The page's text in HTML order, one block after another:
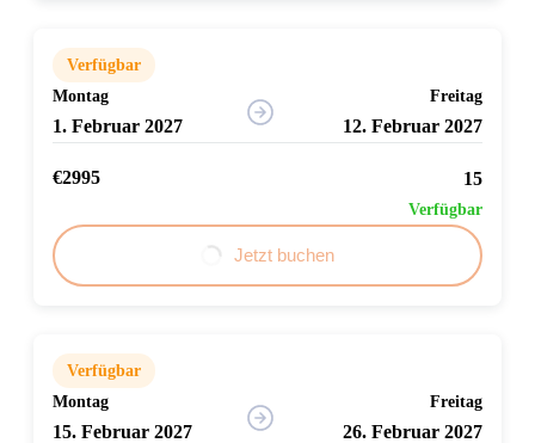
Verfügbar
Montag
1. Februar 2027
Freitag
12. Februar 2027
€2995 15
Verfügbar
Jetzt buchen
Verfügbar
Montag
15. Februar 2027
Freitag
26. Februar 2027